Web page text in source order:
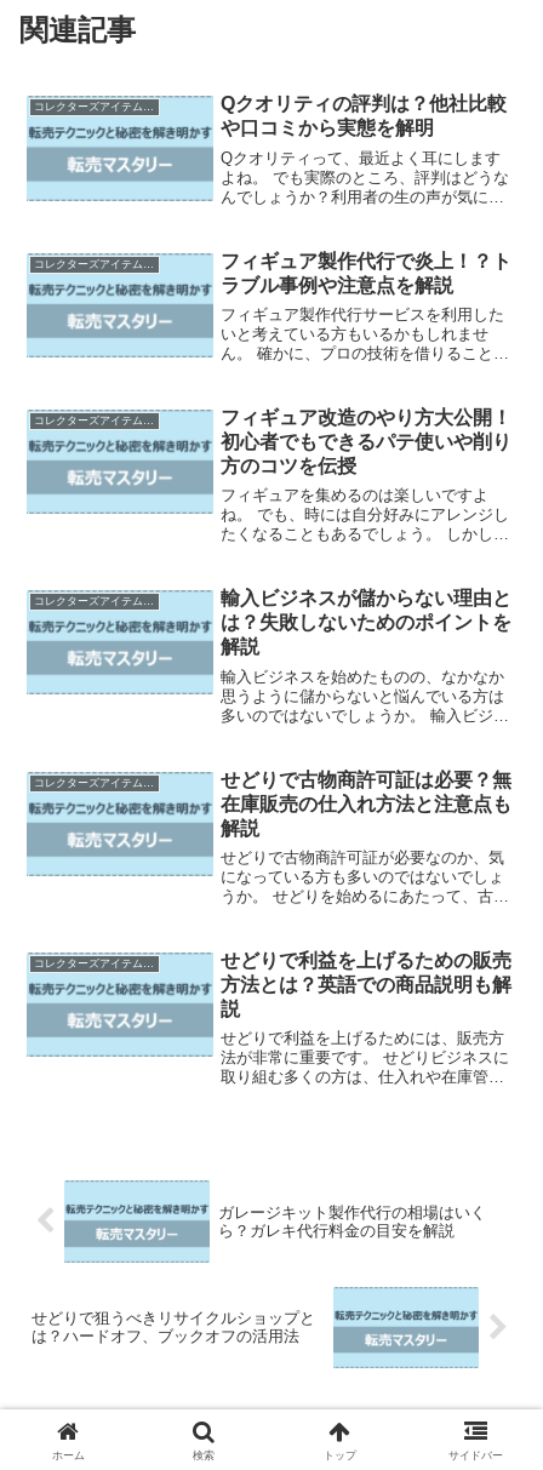
関連記事
コレクターズアイテムの売買とカスタマイズ
Qクオリティの評判は？他社比較
や口コミから実態を解明
Qクオリティって、最近よく耳にします
よね。 でも実際のところ、評判はどうな
んでしょうか？利用者の生の声が気にな
た。 料金プランや他社との比較、Qクオ
リティならではの強...
フィギュア製作代行で炎上！？ト
ラブル事例や注意点を解説
フィギュア製作代行サービスを利用した
いと考えている方もいるかもしれませ
ん。 確かに、プロの技術を借りること
るでしょう。 しかし、フィギュア製作代
行サービスを利用する際に...
コレクターズアイテムの売買とカスタマイズ
フィギュア改造のやり方大公開！
初心者でもできるパテ使いや削り
方のコツを伝授
フィギュアを集めるのは楽しいですよ
ね。 でも、時には自分好みにアレンジし
たくなることもあるでしょう。 しかし、
ょうか。 この記事では、フィギュア改造
初心者の方向けに、必...
コレクターズアイテムの売買とカスタマイズ
輸入ビジネスが儲からない理由と
は？失敗しないためのポイントを
解説
輸入ビジネスを始めたものの、なかなか
思うように儲からないと悩んでいる方は
多いのではないでしょうか。 輸入ビジネ
る人に共通する特徴があるのもまた事実
です。 この記事では...
せどりで古物商許可証は必要？無
在庫販売の仕入れ方法と注意点も
解説
せどりで古物商許可証が必要なのか、気
になっている方も多いのではないでしょ
うか。 せどりを始めるにあたって、古物
が必要になるケースがあるのです。 しか
し、古物商許可証の...
せどりで利益を上げるための販売
方法とは？英語での商品説明も解
説
せどりで利益を上げるためには、販売方
法が非常に重要です。 せどりビジネスに
取り組む多くの方は、仕入れや在庫管理
ガレージキット製作代行の相場はいく
ら？ガレキ代行料金の目安を解説
せどりで狙うべきリサイクルショップと
は？ハードオフ、ブックオフの活用法
ホーム コレクターズアイテムの売買とカスタマイズ
ホーム 検索 トップ サイドバー